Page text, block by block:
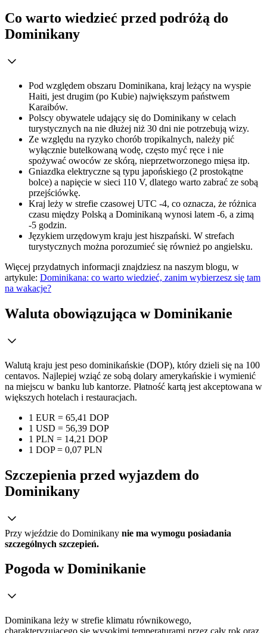
Co warto wiedzieć przed podróżą do
Dominikany
Pod względem obszaru Dominikana, kraj leżący na wyspie
Haiti, jest drugim (po Kubie) największym państwem
Karaibów.
Polscy obywatele udający się do Dominikany w celach
turystycznych na nie dłużej niż 30 dni nie potrzebują wizy.
Ze względu na ryzyko chorób tropikalnych, należy pić
wyłącznie butelkowaną wodę, często myć ręce i nie
spożywać owoców ze skórą, nieprzetworzonego mięsa itp.
Gniazdka elektryczne są typu japońskiego (2 prostokątne
bolce) a napięcie w sieci 110 V, dlatego warto zabrać ze sobą
przejściówkę.
Kraj leży w strefie czasowej UTC -4, co oznacza, że różnica
czasu między Polską a Dominikaną wynosi latem -6, a zimą
-5 godzin.
Językiem urzędowym kraju jest hiszpański. W strefach
turystycznych można porozumieć się również po angielsku.
Więcej przydatnych informacji znajdziesz na naszym blogu, w
artykule: Dominikana: co warto wiedzieć, zanim wybierzesz się tam
na wakacje?
Waluta obowiązująca w Dominikanie
Walutą kraju jest peso dominikańskie (DOP), który dzieli się na 100
centavos. Najlepiej wziąć ze sobą dolary amerykańskie i wymienić
na miejscu w banku lub kantorze. Płatność kartą jest akceptowana w
większych hotelach i restauracjach.
1 EUR = 65,41 DOP
1 USD = 56,39 DOP
1 PLN = 14,21 DOP
1 DOP = 0,07 PLN
Szczepienia przed wyjazdem do
Dominikany
Przy wjeździe do Dominikany nie ma wymogu posiadania
szczególnych szczepień.
Pogoda w Dominikanie
Dominikana leży w strefie klimatu równikowego,